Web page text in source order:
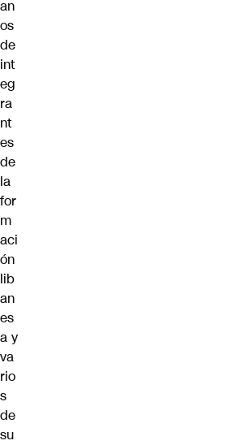
an
os
de
int
eg
ra
nt
es
de
la
for
m
aci
ón
lib
an
es
a y
va
rio
s
de
su